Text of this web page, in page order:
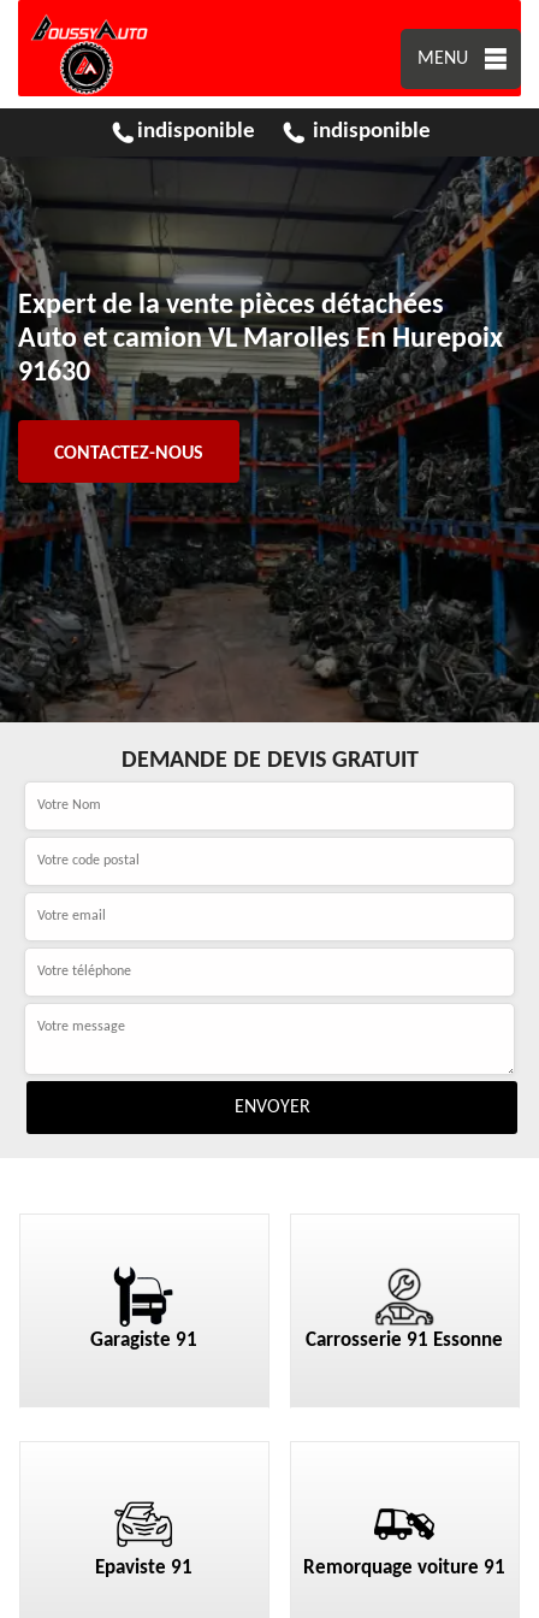
MENU
indisponible indisponible
Expert de la vente pièces détachées
Auto et camion VL Marolles En Hurepoix
91630
CONTACTEZ-NOUS
DEMANDE DE DEVIS GRATUIT
Garagiste 91 Carrosserie 91 Essonne
Epaviste 91 Remorquage voiture 91